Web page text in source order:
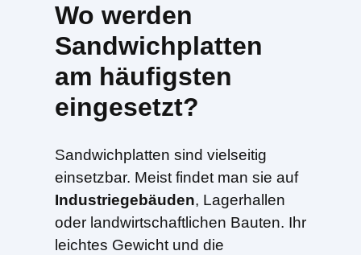
Wo werden
Sandwichplatten
am häufigsten
eingesetzt?
Sandwichplatten sind vielseitig
einsetzbar. Meist findet man sie auf
Industriegebäuden, Lagerhallen
oder landwirtschaftlichen Bauten. Ihr
leichtes Gewicht und die